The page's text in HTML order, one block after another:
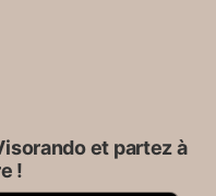
et partez à
!